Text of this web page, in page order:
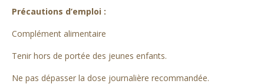
Précautions d’emploi :
Complément alimentaire
Tenir hors de portée des jeunes enfants.
Ne pas dépasser la dose journalière recommandée.